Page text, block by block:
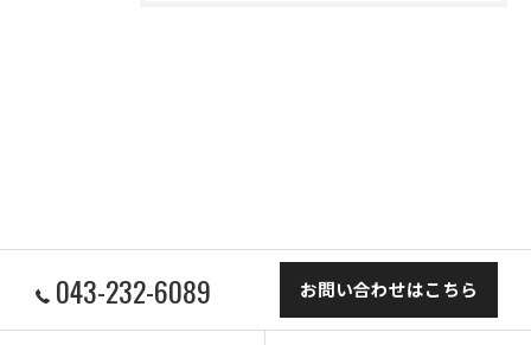
043-232-6089 お問い合わせはこちら